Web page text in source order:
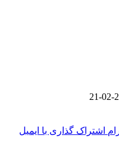
اشتراک گذاری با ایمیل